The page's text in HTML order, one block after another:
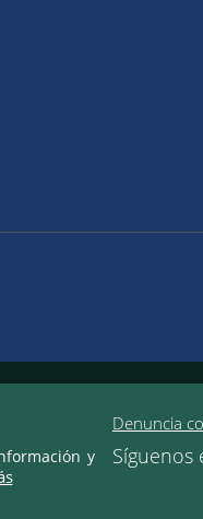
y
Denuncia
Síguenos